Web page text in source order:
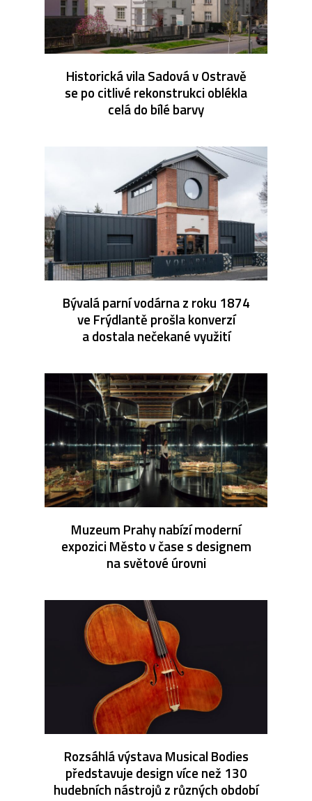
Historická vila Sadová v Ostravě
se po citlivé rekonstrukci oblékla
celá do bílé barvy
Bývalá parní vodárna z roku 1874
ve Frýdlantě prošla konverzí
a dostala nečekané využití
Muzeum Prahy nabízí moderní
expozici Město v čase s designem
na světové úrovni
Rozsáhlá výstava Musical Bodies
představuje design více než 130
hudebních nástrojů z různých období